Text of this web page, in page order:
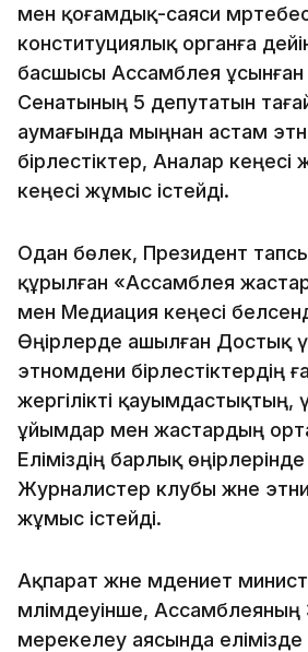
мен қоғамдық-саяси
конституциялық органға
басшысы Ассамблея
Сенатының 5 депутатын
аумағында мыңнан астам
бірлестіктер, Аналар кеңесі
кеңесі жұмыс істейді.
Одан бөлек, Президент
құрылған «Ассамблея
мен Медиация кеңесі
Өңірлерде ашылған Достық
этномәдени бірлестіктердің
жергілікті қауымдастықтың,
ұйымдар мен жастардың
Еліміздің барлық
Журналистер клубы және
жұмыс істейді.
Ақпарат және мәдениет
мәлімдеуінше,
мерекелеу аясында